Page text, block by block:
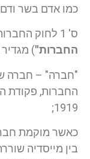
כמו אדם בשר
ס' 1 לחוק החברות, תשנ"ט 1999 (להלן:
החברות")
"חברה" – חברה
1919;
כאשר מוקמת
בין מייסדיה